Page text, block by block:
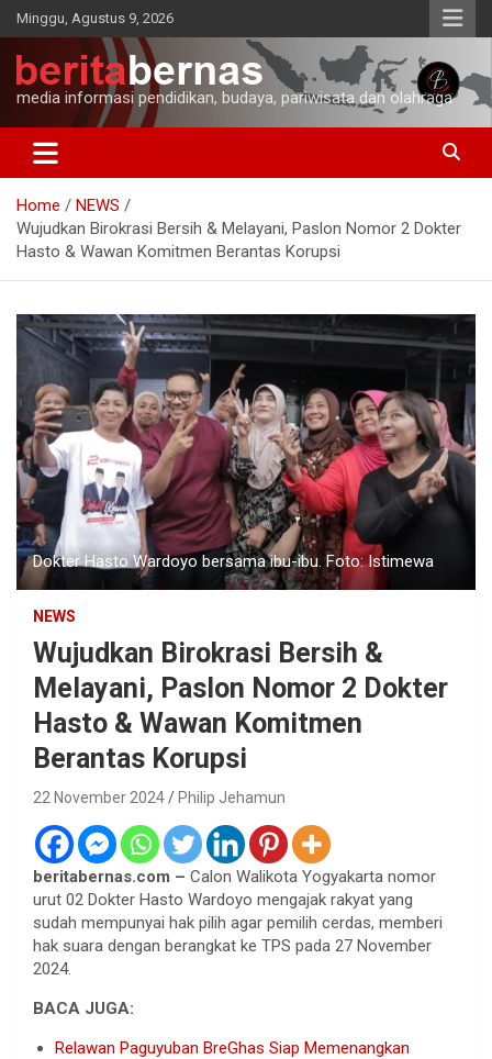
Skip
to
content
Minggu, Agustus 9, 2026
media informasi pendidikan, budaya, pariwisata dan olahraga
Home
NEWS
Wujudkan Birokrasi Bersih & Melayani, Paslon Nomor 2 Dokter
Hasto & Wawan Komitmen Berantas Korupsi
Dokter Hasto Wardoyo bersama ibu-ibu. Foto: Istimewa
NEWS
Wujudkan Birokrasi Bersih &
Melayani, Paslon Nomor 2 Dokter
Hasto & Wawan Komitmen
Berantas Korupsi
22 November 2024 Philip Jehamun
beritabernas.com – Calon Walikota Yogyakarta nomor
urut 02 Dokter Hasto Wardoyo mengajak rakyat yang
sudah mempunyai hak pilih agar pemilih cerdas, memberi
hak suara dengan berangkat ke TPS pada 27 November
2024.
BACA JUGA:
Relawan Paguyuban BreGhas Siap Memenangkan